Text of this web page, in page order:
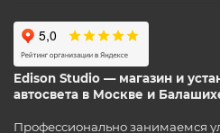
Edison Studio — магазин и
автосвета в Москве и
Профессионально занимаемся